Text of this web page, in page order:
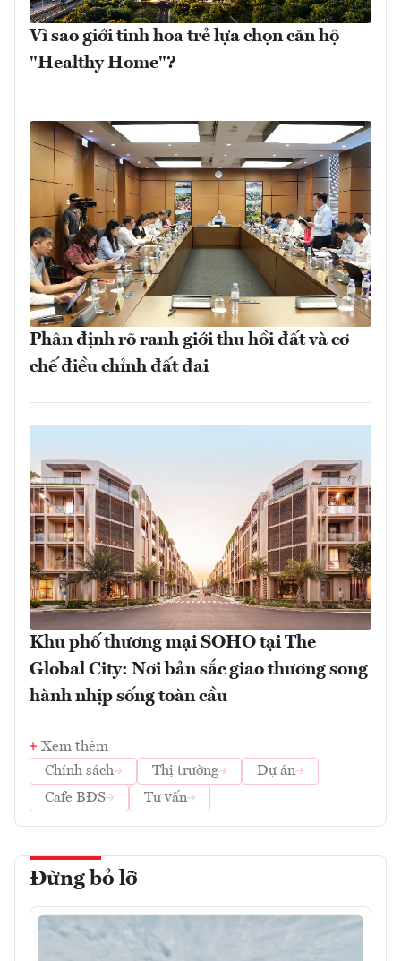
Vì sao giới tinh hoa trẻ lựa chọn căn hộ
"Healthy Home"?
Phân định rõ ranh giới thu hồi đất và cơ
chế điều chỉnh đất đai
Khu phố thương mại SOHO tại The
Global City: Nơi bản sắc giao thương song
hành nhịp sống toàn cầu
Xem thêm
Chính sách
Thị trường
Dự án
Cafe BĐS
Tư vấn
Đừng bỏ lỡ